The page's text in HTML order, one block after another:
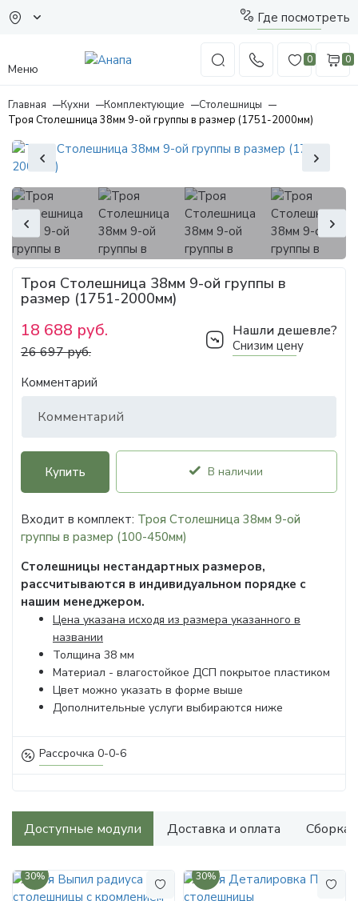
Где посмотреть
Меню
0 0
Главная Кухни Комплектующие
Столешницы
Троя Столешница 38мм 9-ой группы в размер (1751-2000мм)
Рассрочка 0-0-6
Троя Столешница 38мм 9-ой группы в
размер (1751-2000мм)
18 688 руб.
26 697 руб.
Нашли дешевле?
Снизим цену
Комментарий
Купить В наличии
Входит в комплект: Троя Столешница 38мм 9-ой
группы в размер (100-450мм)
Столешницы нестандартных размеров,
рассчитываются в индивидуальном порядке с
нашим менеджером.
Цена указана исходя из размера указанного в
названии
Толщина 38 мм
Материал - влагостойкое ДСП покрытое пластиком
Цвет можно указать в форме выше
Дополнительные услуги выбираются ниже
Доступные модули Доставка и оплата Сборка
30% 30%